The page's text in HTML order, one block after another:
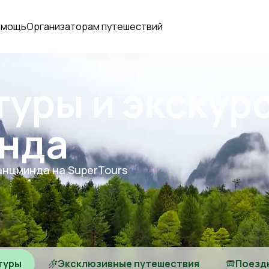
Организаторам путешествий
и
на SuperTours
Эксклюзивные путешествия